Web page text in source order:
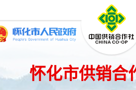
怀化市供销合